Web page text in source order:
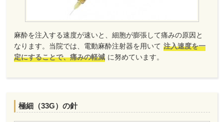
麻酔を注入する速度が速いと、細胞が膨張して痛みの原因と
なります。当院では、電動麻酔注射器を用いて 注入速度を一
定にすることで、痛みの軽減 に努めています。
極細（33G）の針